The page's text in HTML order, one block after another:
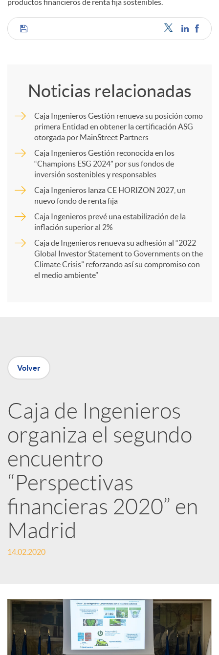
productos financieros de renta fija sostenibles.
C
m
r
n
R
e
d
e
s
S
c
i
Noticias relacionadas
Caja Ingenieros Gestión renueva su posición como
primera Entidad en obtener la certificación ASG
otorgada por MainStreet Partners
Caja Ingenieros Gestión reconocida en los
“Champions ESG 2024” por sus fondos de
inversión sostenibles y responsables
Caja Ingenieros lanza CE HORIZON 2027, un
nuevo fondo de renta fija
Caja Ingenieros prevé una estabilización de la
inflación superior al 2%
Caja de Ingenieros renueva su adhesión al “2022
Global Investor Statement to Governments on the
Climate Crisis” reforzando así su compromiso con
el medio ambiente”
Volver
Caja de Ingenieros
organiza el segundo
encuentro
“Perspectivas
financieras 2020” en
Madrid
14.02.2020